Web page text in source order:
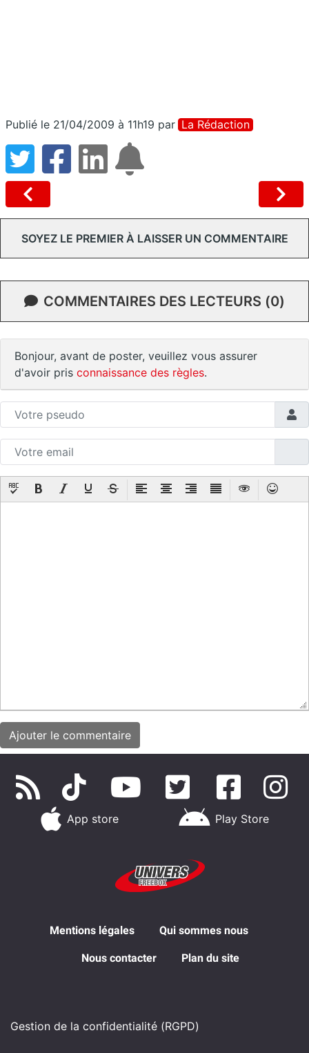
Publié le 21/04/2009 à 11h19 par La Rédaction
SOYEZ LE PREMIER À LAISSER UN COMMENTAIRE
COMMENTAIRES DES LECTEURS (0)
Bonjour, avant de poster, veuillez vous assurer
d'avoir pris connaissance des règles.
App store Play Store
Mentions légales Qui sommes nous
Nous contacter Plan du site
Gestion de la confidentialité (RGPD)